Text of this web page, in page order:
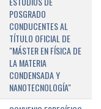
POSGRADO
CONDUCENTES AL
TÍTULO OFICIAL DE
"MÁSTER EN FÍSICA DE
LA MATERIA
CONDENSADA Y
NANOTECNOLOGÍA"